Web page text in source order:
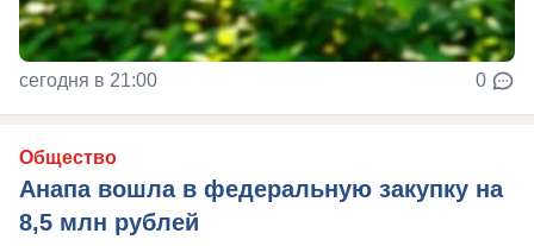
сегодня в 21:00 0
Общество
Анапа вошла в федеральную закупку на
8,5 млн рублей